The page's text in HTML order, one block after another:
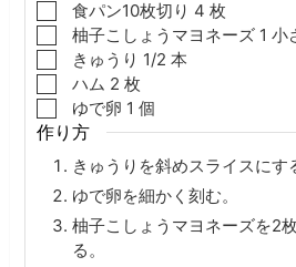
▢
食パン10枚切り 4 枚
▢
柚子こしょうマヨネーズ 1 小
▢
きゅうり 1/2 本
▢
ハム 2 枚
▢
ゆで卵 1 個
作り方
きゅうりを斜めスライスにす
ゆで卵を細かく刻む。
柚子こしょうマヨネーズを2
る。